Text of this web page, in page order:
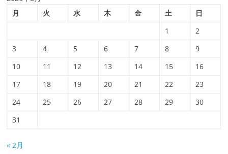
月
火 水 木 金 土
日
1
2
3
4 5 6 7 8
9
10
11 12 13 14 15
16
17
18 19 20 21 22
23
24
25 26 27 28 29
30
31
« 2月